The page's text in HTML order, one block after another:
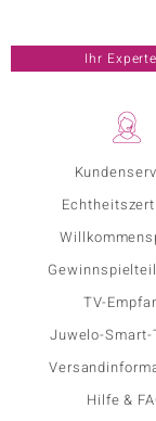
TV-
Juwelo-Smart-
Hilfe &
Ihr